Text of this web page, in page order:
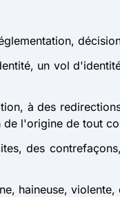
un vol
à des
l'origine de tout
des
haineuse,